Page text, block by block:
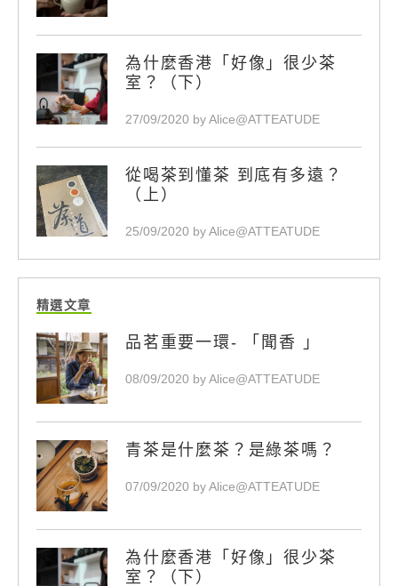
為什麼香港「好像」很少茶
室？（下）
27/09/2020 by Alice@ATTEATUDE
從喝茶到懂茶 到底有多遠？
（上）
25/09/2020 by Alice@ATTEATUDE
精選文章
品茗重要一環- 「聞香 」
08/09/2020 by Alice@ATTEATUDE
青茶是什麼茶？是綠茶嗎？
07/09/2020 by Alice@ATTEATUDE
為什麼香港「好像」很少茶
室？（下）